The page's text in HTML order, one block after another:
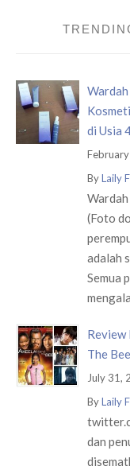
di Usia
ByLaily
Wardah
(Foto
adalah
Semua
Review
The Bee
July 31,
ByLaily
dan